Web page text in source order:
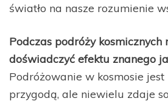
światło na nasze rozumienie
Podczas podróży kosmicznych
doświadczyć efektu znanego
Podróżowanie w kosmosie jest
przygodą, ale niewielu zdaje